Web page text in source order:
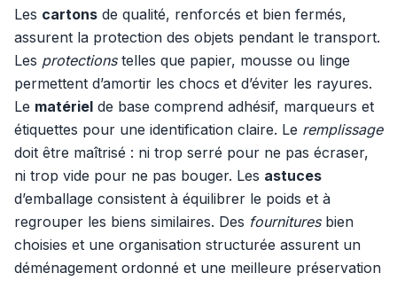
Les cartons de qualité, renforcés et bien fermés,
assurent la protection des objets pendant le transport.
Les protectionstelles que papier, mousse ou linge
permettent d’amortir les chocs et d’éviter les rayures.
Le matériel de base comprend adhésif, marqueurs et
étiquettes pour une identification claire. Le remplissage
doit être maîtrisé : ni trop serré pour ne pas écraser,
ni trop vide pour ne pas bouger. Les astuces
d’emballage consistent à équilibrer le poids et à
regrouper les biens similaires. Des fournituresbien
choisies et une organisation structurée assurent un
déménagement ordonné et une meilleure préservation